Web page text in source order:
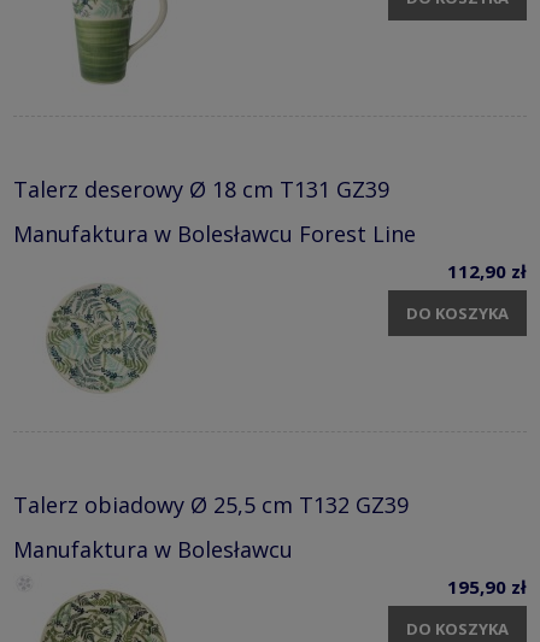
Talerz deserowy Ø 18 cm T131 GZ39
Manufaktura w Bolesławcu Forest Line
112,90 zł
DO KOSZYKA
Talerz obiadowy Ø 25,5 cm T132 GZ39
Manufaktura w Bolesławcu
195,90 zł
DO KOSZYKA